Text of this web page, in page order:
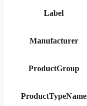
Label
Manufacturer
ProductGroup
ProductTypeName